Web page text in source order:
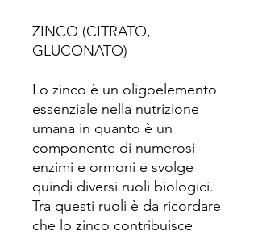
ZINCO (CITRATO,
GLUCONATO)
Lo zinco è un oligoelemento
essenziale nella nutrizione
umana in quanto è un
componente di numerosi
enzimi e ormoni e svolge
quindi diversi ruoli biologici.
Tra questi ruoli è da ricordare
che lo zinco contribuisce